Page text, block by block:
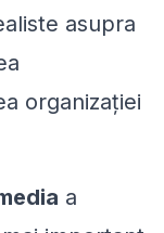
asupra
organizației
a